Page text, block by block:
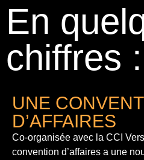
En
chiffres :
UNE
D’AFFAIRES
Co-organisée avec la CCI
convention d’affaires a une